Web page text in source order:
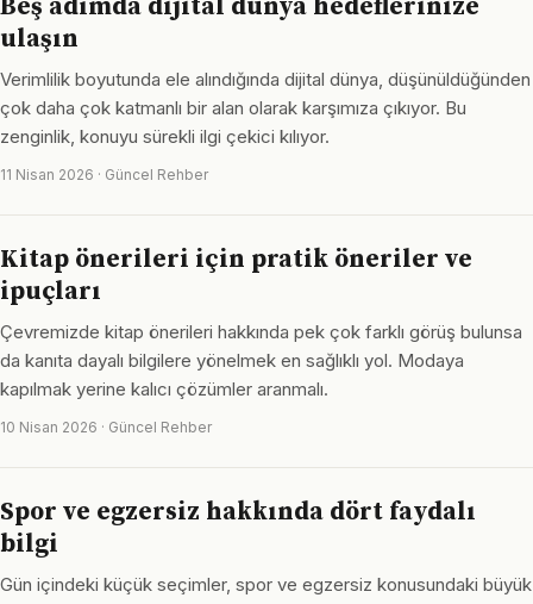
Beş adımda dijital dünya hedeflerinize
ulaşın
Verimlilik boyutunda ele alındığında dijital dünya, düşünüldüğünden
çok daha çok katmanlı bir alan olarak karşımıza çıkıyor. Bu
zenginlik, konuyu sürekli ilgi çekici kılıyor.
11 Nisan 2026 · Güncel Rehber
Kitap önerileri için pratik öneriler ve
ipuçları
Çevremizde kitap önerileri hakkında pek çok farklı görüş bulunsa
da kanıta dayalı bilgilere yönelmek en sağlıklı yol. Modaya
kapılmak yerine kalıcı çözümler aranmalı.
10 Nisan 2026 · Güncel Rehber
Spor ve egzersiz hakkında dört faydalı
bilgi
Gün içindeki küçük seçimler, spor ve egzersiz konusundaki büyük